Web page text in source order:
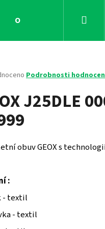
Obchodní podmínky
Podrobnosti
J25DLE
obuv GEOX s
:
- textil
- textil